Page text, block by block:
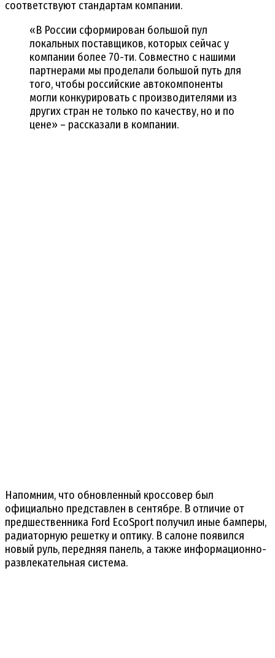
соответствуют стандартам компании.
«В России сформирован большой пул
локальных поставщиков, которых сейчас у
компании более 70-ти. Совместно с нашими
партнерами мы проделали большой путь для
того, чтобы российские автокомпоненты
могли конкурировать с производителями из
других стран не только по качеству, но и по
цене» – рассказали в компании.
Напомним, что обновленный кроссовер был
официально представлен в сентябре. В отличие от
предшественника Ford EcoSport получил иные бамперы,
радиаторную решетку и оптику. В салоне появился
новый руль, передняя панель, а также информационно-
развлекательная система.